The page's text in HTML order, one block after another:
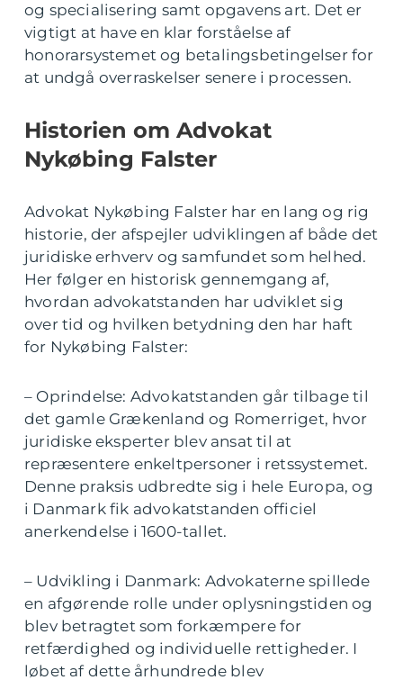
og specialisering samt opgavens art. Det er
vigtigt at have en klar forståelse af
honorarsystemet og betalingsbetingelser for
at undgå overraskelser senere i processen.
Historien om Advokat
Nykøbing Falster
Advokat Nykøbing Falster har en lang og rig
historie, der afspejler udviklingen af både det
juridiske erhverv og samfundet som helhed.
Her følger en historisk gennemgang af,
hvordan advokatstanden har udviklet sig
over tid og hvilken betydning den har haft
for Nykøbing Falster:
– Oprindelse: Advokatstanden går tilbage til
det gamle Grækenland og Romerriget, hvor
juridiske eksperter blev ansat til at
repræsentere enkeltpersoner i retssystemet.
Denne praksis udbredte sig i hele Europa, og
i Danmark fik advokatstanden officiel
anerkendelse i 1600-tallet.
– Udvikling i Danmark: Advokaterne spillede
en afgørende rolle under oplysningstiden og
blev betragtet som forkæmpere for
retfærdighed og individuelle rettigheder. I
løbet af dette århundrede blev